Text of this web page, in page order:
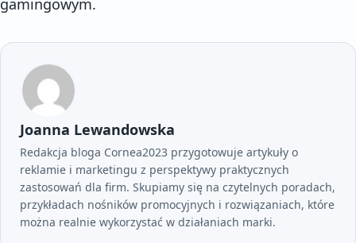
Joanna Lewandowska
Redakcja bloga Cornea2023 przygotowuje artykuły o
reklamie i marketingu z perspektywy praktycznych
zastosowań dla firm. Skupiamy się na czytelnych poradach,
przykładach nośników promocyjnych i rozwiązaniach, które
można realnie wykorzystać w działaniach marki.